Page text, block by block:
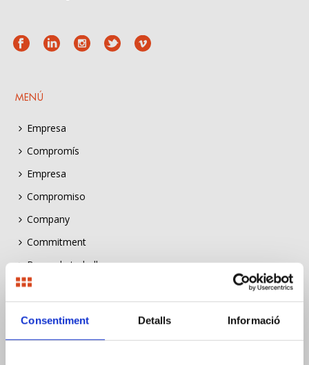
Consentiment Detalls Informació
MENÚ
Empresa
Compromís
Empresa
Compromiso
Company
Commitment
Borsa de treball
Bolsa de trabajo